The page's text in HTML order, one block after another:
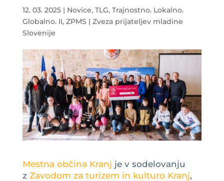
12. 03. 2025| Novice, TLG, Trajnostno. Lokalno.
Globalno. II, ZPMS | Zveza prijateljev mladine
Slovenije
Mestna občina Kranj je v sodelovanju
z Zavodom za turizem in kulturo Kranj,